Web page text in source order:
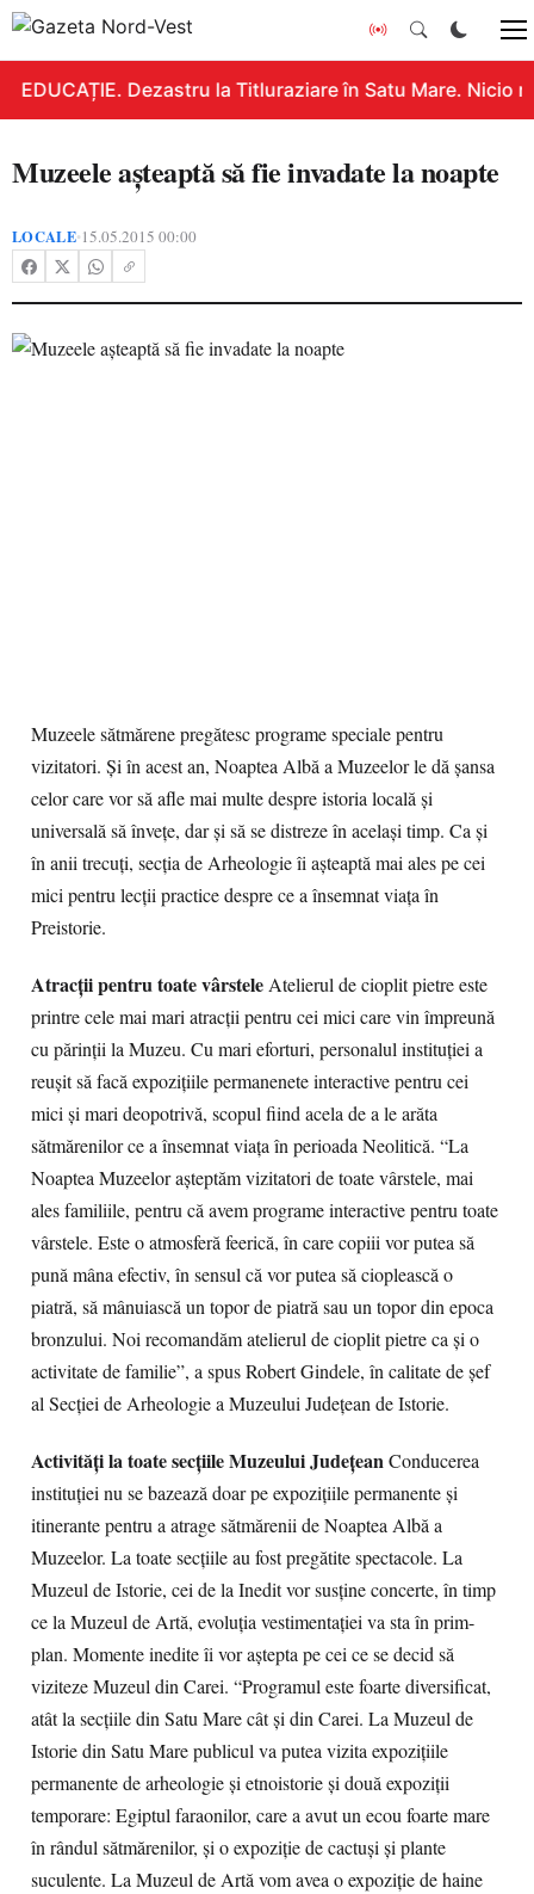
EDUCAȚIE. Dezastru la Titluraziare în Satu Mare. Nicio
Muzeele aşteaptă să fie invadate la noapte
LOCALE•15.05.2015 00:00
Muzeele sătmărene pregătesc programe speciale pentru
vizitatori. Și în acest an, Noaptea Albă a Muzeelor le dă șansa
celor care vor să afle mai multe despre istoria locală și
universală să învețe, dar și să se distreze în același timp. Ca și
în anii trecuți, secția de Arheologie îi așteaptă mai ales pe cei
mici pentru lecții practice despre ce a însemnat viața în
Preistorie.
Atracţii pentru toate vârsteleAtelierul de cioplit pietre este
printre cele mai mari atracții pentru cei mici care vin împreună
cu părinții la Muzeu. Cu mari eforturi, personalul instituţiei a
reușit să facă expozițiile permanenete interactive pentru cei
mici și mari deopotrivă, scopul fiind acela de a le arăta
sătmărenilor ce a însemnat viața în perioada Neolitică. “La
Noaptea Muzeelor aşteptăm vizitatori de toate vârstele, mai
ales familiile, pentru că avem programe interactive pentru toate
vârstele. Este o atmosferă feerică, în care copiii vor putea să
pună mâna efectiv, în sensul că vor putea să cioplească o
piatră, să mânuiască un topor de piatră sau un topor din epoca
bronzului. Noi recomandăm atelierul de cioplit pietre ca şi o
activitate de familie”, a spus Robert Gindele, în calitate de șef
al Secției de Arheologie a Muzeului Județean de Istorie.
Activităţi la toate secţiile Muzeului JudeţeanConducerea
instituției nu se bazează doar pe expozițiile permanente și
itinerante pentru a atrage sătmărenii de Noaptea Albă a
Muzeelor. La toate secțiile au fost pregătite spectacole. La
Muzeul de Istorie, cei de la Inedit vor susține concerte, în timp
ce la Muzeul de Artă, evoluția vestimentației va sta în prim-
plan. Momente inedite îi vor aștepta pe cei ce se decid să
viziteze Muzeul din Carei. “Programul este foarte diversificat,
atât la secţiile din Satu Mare cât şi din Carei. La Muzeul de
Istorie din Satu Mare publicul va putea vizita expoziţiile
permanente de arheologie şi etnoistorie şi două expoziţii
temporare: Egiptul faraonilor, care a avut un ecou foarte mare
în rândul sătmărenilor, şi o expoziţie de cactuşi şi plante
suculente. La Muzeul de Artă vom avea o expoziţie de haine